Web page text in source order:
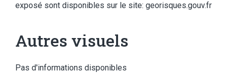
exposé sont disponibles sur le site: georisques.gouv.fr
Autres visuels
Pas d'informations disponibles